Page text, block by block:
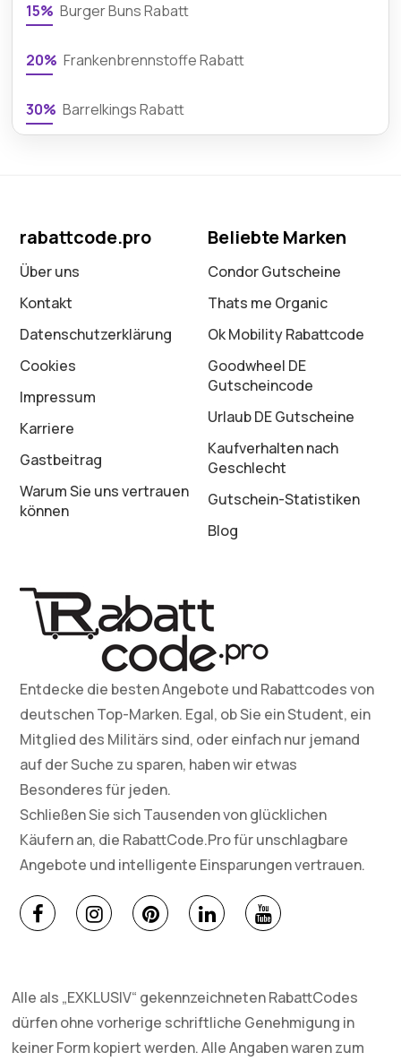
15% Burger Buns Rabatt
20% Frankenbrennstoffe Rabatt
30% Barrelkings Rabatt
rabattcode.pro
Über uns
Kontakt
Datenschutz­erklärung
Cookies
Impressum
Karriere
Gastbeitrag
Warum Sie uns vertrauen
können
Beliebte Marken
Condor Gutscheine
Thats me Organic
Ok Mobility Rabattcode
Goodwheel DE
Gutscheincode
Urlaub DE Gutscheine
Kaufverhalten nach
Geschlecht
Gutschein-Statistiken
Blog
Entdecke die besten Angebote und Rabattcodes von
deutschen Top-Marken. Egal, ob Sie ein Student, ein
Mitglied des Militärs sind, oder einfach nur jemand
auf der Suche zu sparen, haben wir etwas
Besonderes für jeden.
Schließen Sie sich Tausenden von glücklichen
Käufern an, die RabattCode.Pro für unschlagbare
Angebote und intelligente Einsparungen vertrauen.
Alle als „EXKLUSIV“ gekennzeichneten RabattCodes
dürfen ohne vorherige schriftliche Genehmigung in
keiner Form kopiert werden. Alle Angaben waren zum